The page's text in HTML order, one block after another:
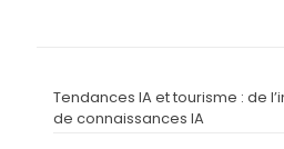
Tendances IA et tourisme : de
de connaissances IA